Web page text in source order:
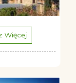
Więcej